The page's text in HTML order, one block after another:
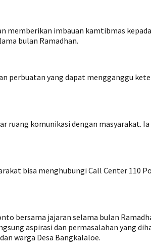
imbauan kamtibmas
bulan Ramadhan.
perbuatan yang dapat mengganggu
komunikasi dengan masyarakat.
bisa menghubungi Call Center 110
bersama jajaran selama bulan
aspirasi dan permasalahan yang
warga Desa Bangkalaloe.